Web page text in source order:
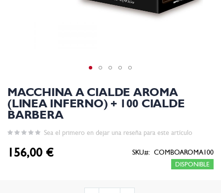
MACCHINA A CIALDE AROMA
(LINEA INFERNO) + 100 CIALDE
BARBERA
Sea el primero en dejar una reseña para este artículo
156,00 €
DISPONIBLE
SKU COMBOAROMA100